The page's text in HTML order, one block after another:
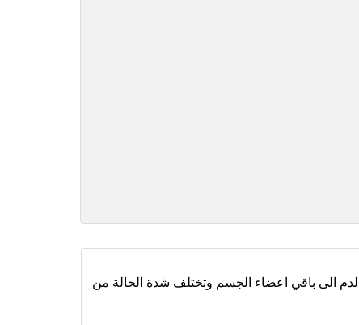
الى باقي اعضاء الجسم وتختلف شدة الحالة من